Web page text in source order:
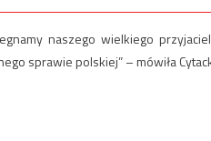
naszego wielkiego
sprawie polskiej” – mówiła